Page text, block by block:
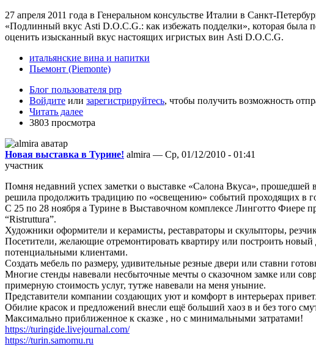
27 апреля 2011 года в Генеральном консульстве Италии в Санкт-
«Подлинный вкус Asti D.O.C.G.: как избежать подделки», которая была
оценить изысканный вкус настоящих игристых вин Asti D.O.C.G.
итальянские вина и напитки
Пьемонт (Piemonte)
Блог пользователя prp
Войдите или зарегистрируйтесь, чтобы получить возможность
Читать далее
3803 просмотра
Новая выставка в Турине! almira — Ср, 01/12/2010 - 01:41
участник
Помня недавний успех заметки о выставке «Салона Вкуса», прошедшей
решила продолжить традицию по «освещению» событий проходящих в
С 25 по 28 ноября а Турине в Выставочном комплексе Линготто Фиере
“Ristruttura”.
Художники оформители и керамисты, реставраторы и скульпторы,
Посетители, желающие отремонтировать квартиру или построить
потенциальными клиентами.
Создать мебель по размеру, удивительные резные двери или ставни
Многие стенды навевали несбыточные мечты о сказочном замке или
примерную стоимость услуг, тутже навевали на меня уныние.
Представители компании создающих уют и комфорт в интерьерах
Обилие красок и предложений внесли ещё больший хаоз в и без того
Максимально приближенное к сказке , но с минимальными затратами!
https://turingide.livejournal.com/
https://turin.samomu.ru